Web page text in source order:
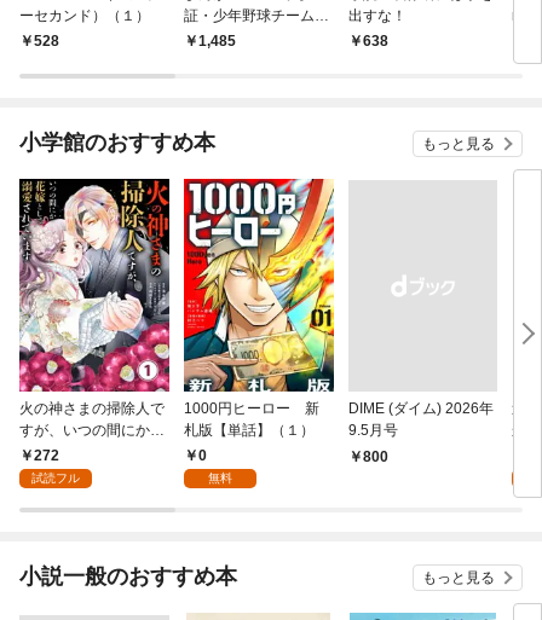
ーセカンド）（１）
528
証・少年野球チーム診
断1,485
出すな！
638
nd
小学館のおすすめ本 もっと見る
火の神さまの掃除人で
すが、いつの間にか花
嫁として溺愛されてい
ます【単話】（１）
272
試読フル
1000円ヒーロー 新
札版【単話】（１）
0
無料
DIME (ダイム) 2026年
9.5月号
￥800
追
か
れ
（
小説一般のおすすめ本 もっと見る